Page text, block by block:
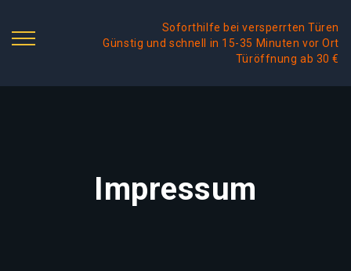
Soforthilfe bei versperrten Türen
Günstig und schnell in 15-35 Minuten vor Ort
Türöffnung ab 30 €
Impressum